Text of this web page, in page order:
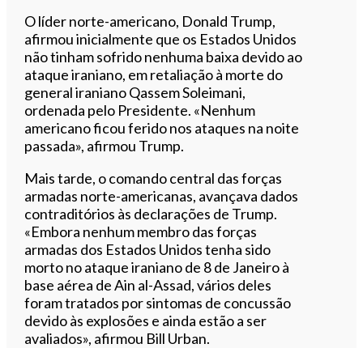
O líder norte-americano, Donald Trump,
afirmou inicialmente que os Estados Unidos
não tinham sofrido nenhuma baixa devido ao
ataque iraniano, em retaliação à morte do
general iraniano Qassem Soleimani,
ordenada pelo Presidente. «Nenhum
americano ficou ferido nos ataques na noite
passada», afirmou Trump.
Mais tarde, o comando central das forças
armadas norte-americanas, avançava dados
contraditórios às declarações de Trump.
«Embora nenhum membro das forças
armadas dos Estados Unidos tenha sido
morto no ataque iraniano de 8 de Janeiro à
base aérea de Ain al-Assad, vários deles
foram tratados por sintomas de concussão
devido às explosões e ainda estão a ser
avaliados», afirmou Bill Urban.